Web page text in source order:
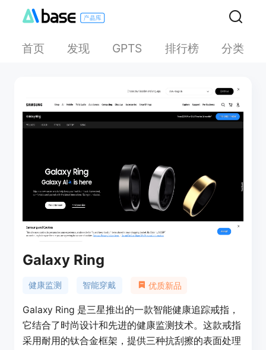
首页 发现 GPTS 排行榜 分类
Galaxy Ring
健康监测 智能穿戴 优质新品
Galaxy Ring 是三星推出的一款智能健康追踪戒指，
它结合了时尚设计和先进的健康监测技术。这款戒指
采用耐用的钛合金框架，提供三种抗刮擦的表面处理